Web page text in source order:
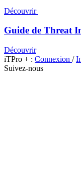
Découvrir
Guide de Threat
Découvrir
iTPro + : Connexion /
Suivez-nous